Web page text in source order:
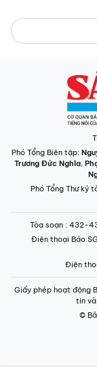
Phó Tổng Biên tập:
Trương Đức Nghĩa,
Phó Tổng Thư ký
Tòa soạn : 432-
Điện thoại Báo
Điện
Giấy phép hoạt động
tin
©